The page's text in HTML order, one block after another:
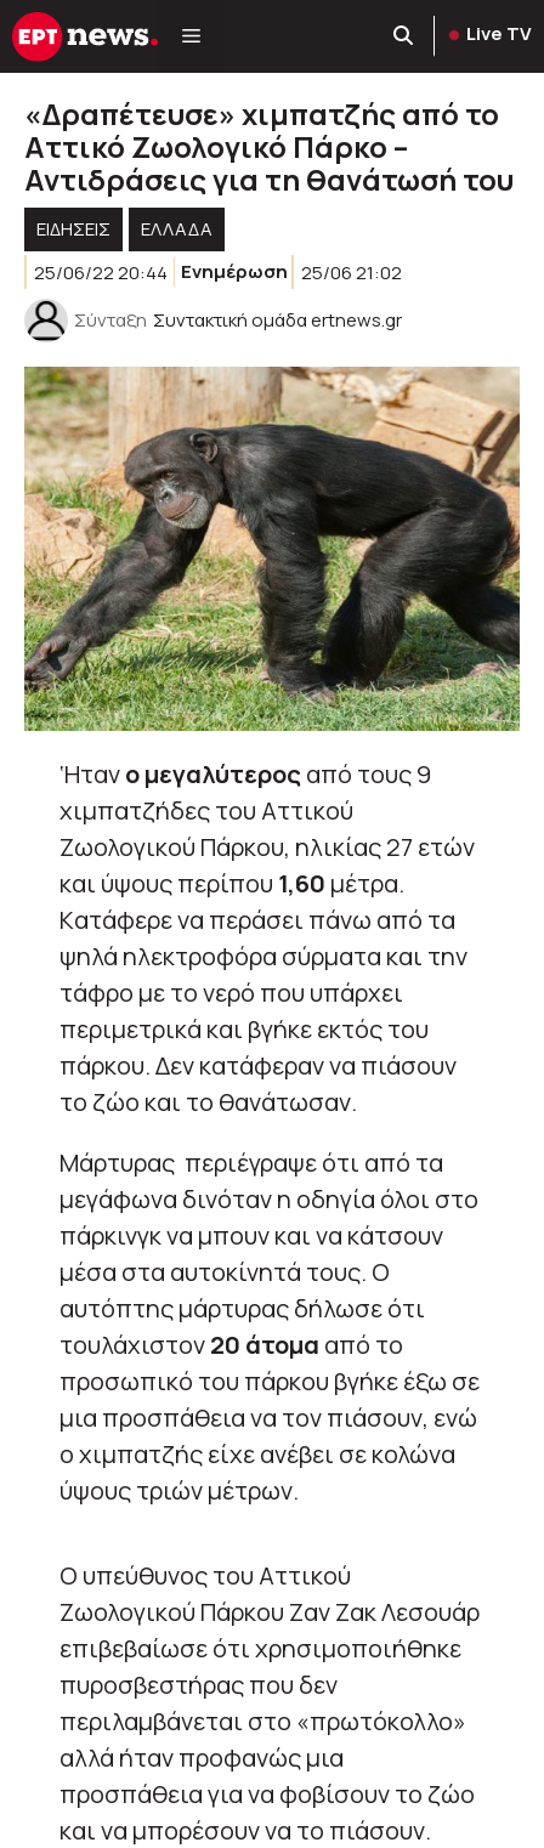
Μετάβαση
σε
Live TV
«Δραπέτευσε» χιμπατζής από το
Αττικό Ζωολογικό Πάρκο –
Αντιδράσεις για τη θανάτωσή του
ΕΙΔΗΣΕΙΣ
ΕΛΛΑΔΑ
25/06/22 20:44
Ενημέρωση 25/06 21:02
Σύνταξη Συντακτική ομάδα ertnews.gr
‘Hτανο μεγαλύτεροςαπό τους 9
χιμπατζήδες του Αττικού
Ζωολογικού Πάρκου, ηλικίας 27 ετών
και ύψους περίπου 1,60 μέτρα.
Kατάφερε να περάσει πάνω από τα
ψηλά ηλεκτροφόρα σύρματα και την
τάφρο με το νερό που υπάρχει
περιμετρικά και βγήκε εκτός του
πάρκου. Δεν κατάφεραν να πιάσουν
το ζώο και το θανάτωσαν.
Μάρτυρας περιέγραψε ότι από τα
μεγάφωνα δινόταν η οδηγία όλοι στο
πάρκινγκ να μπουν και να κάτσουν
μέσα στα αυτοκίνητά τους. Ο
αυτόπτης μάρτυρας δήλωσε ότι
τουλάχιστον20 άτομα από το
προσωπικό του πάρκου βγήκε έξω σε
μια προσπάθεια να τον πιάσουν, ενώ
ο χιμπατζής είχε ανέβει σε κολώνα
ύψους τριών μέτρων.
Ο υπεύθυνος του Αττικού
Ζωολογικού Πάρκου Ζαν Ζακ Λεσουάρ
επιβεβαίωσε ότι χρησιμοποιήθηκε
πυροσβεστήρας που δεν
περιλαμβάνεται στο «πρωτόκολλο»
αλλά ήταν προφανώς μια
προσπάθεια για να φοβίσουν το ζώο
και να μπορέσουν να το πιάσουν.